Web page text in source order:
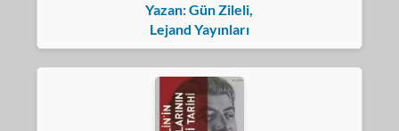
Yazan: Gün Zileli,
Lejand Yayınları